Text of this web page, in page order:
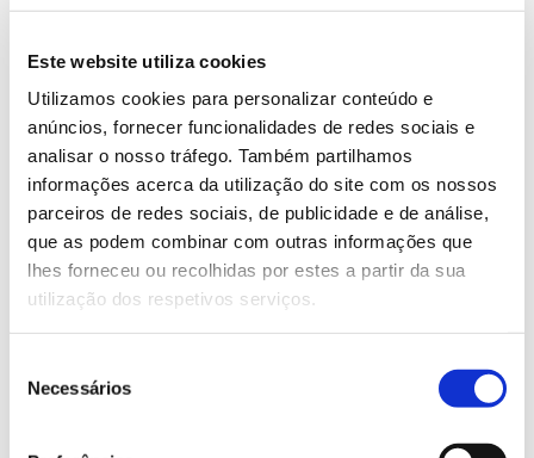
Este website utiliza cookies
Utilizamos cookies para personalizar conteúdo e
anúncios, fornecer funcionalidades de redes sociais e
analisar o nosso tráfego. Também partilhamos
informações acerca da utilização do site com os nossos
parceiros de redes sociais, de publicidade e de análise,
que as podem combinar com outras informações que
lhes forneceu ou recolhidas por estes a partir da sua
utilização dos respetivos serviços.
Necessários
realizada no Jardim Botânico Tropical, em Belém,
noformulário.
Saiba mais sobre esta atividade
13.07.2026
Genoma do priolo e de outras espécies em risco:
conhecer para conservar